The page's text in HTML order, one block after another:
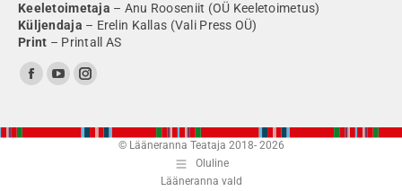
Keeletoimetaja – Anu Rooseniit (OÜ Keeletoimetus)
Küljendaja – Erelin Kallas (Vali Press OÜ)
Print – Printall AS
Find us on:
Facebook
opens
YouTube
opens
Instagram
opens
© Lääneranna Teataja 2018- 2026
Oluline
Lääneranna vald